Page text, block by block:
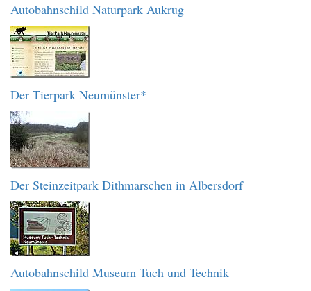
Autobahnschild Naturpark Aukrug
Der Tierpark Neumünster*
Der Steinzeitpark Dithmarschen in Albersdorf
Autobahnschild Museum Tuch und Technik